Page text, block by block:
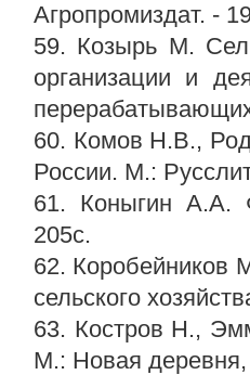
Агропромиздат. -
59. Козырь М.
организации и
60. Комов Н.В.,
России. М.:
61. Коныгин А.А.
205с.
62. Коробейников
сельского
63. Костров Н.,
М.: Новая деревня,